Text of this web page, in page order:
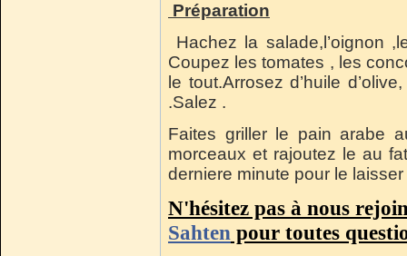
Préparation
Hachez la salade,l’oignon
Coupez les tomates , les
le tout.Arrosez d’huile
.Salez .
Faites griller le pain arabe
morceaux et rajoutez le au
derniere minute pour le
N'hésitez pas à nous
Sahten pour toutes